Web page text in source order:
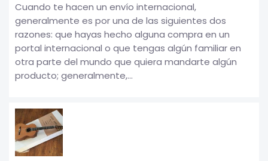
Cuando te hacen un envío internacional,
generalmente es por una de las siguientes dos
razones: que hayas hecho alguna compra en un
portal internacional o que tengas algún familiar en
otra parte del mundo que quiera mandarte algún
producto; generalmente,...